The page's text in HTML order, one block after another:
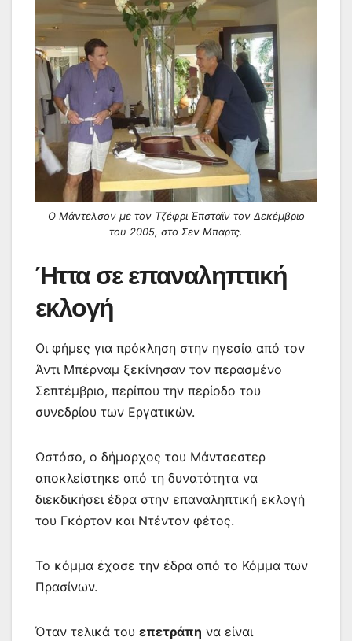
Ο Μάντελσον με τον Τζέφρι Έπσταϊν τον Δεκέμβριο
του 2005, στο Σεν Μπαρτς.
Ήττα σε επαναληπτική
εκλογή
Οι φήμες για πρόκληση στην ηγεσία από τον
Άντι Μπέρναμ ξεκίνησαν τον περασμένο
Σεπτέμβριο, περίπου την περίοδο του
συνεδρίου των Εργατικών.
Ωστόσο, ο δήμαρχος του Μάντσεστερ
αποκλείστηκε από τη δυνατότητα να
διεκδικήσει έδρα στην επαναληπτική εκλογή
του Γκόρτον και Ντέντον φέτος.
Το κόμμα έχασε την έδρα από το Κόμμα των
Πρασίνων.
Όταν τελικά του επετράπη να είναι